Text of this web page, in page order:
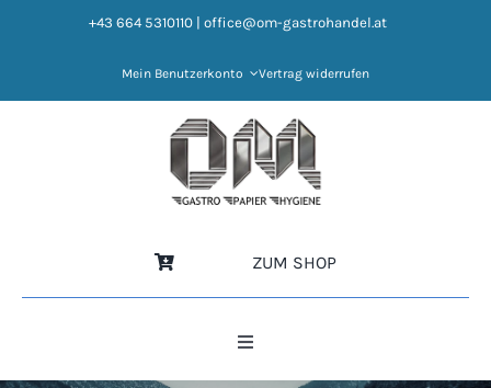
+43 664 5310110 office@om-gastrohandel.at
Mein Benutzerkonto Vertrag widerrufen
ZUM SHOP
Toggle